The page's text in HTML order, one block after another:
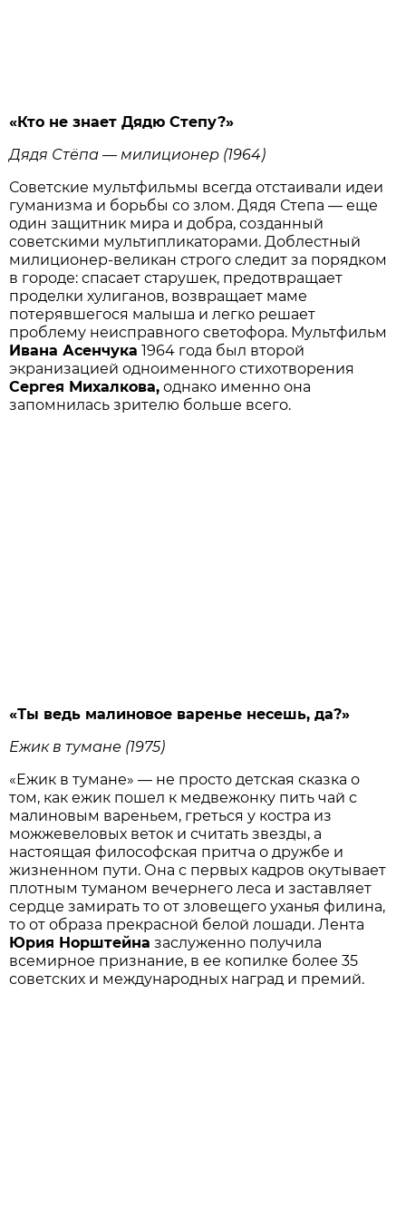
«Кто не знает Дядю Степу?»
Дядя Стёпа — милиционер (1964)
Советские мультфильмы всегда отстаивали идеи
гуманизма и борьбы со злом. Дядя Степа — еще
один защитник мира и добра, созданный
советскими мультипликаторами. Доблестный
милиционер-великан строго следит за порядком
в городе: спасает старушек, предотвращает
проделки хулиганов, возвращает маме
потерявшегося малыша и легко решает
проблему неисправного светофора. Мультфильм
Ивана Асенчука 1964 года был второй
экранизацией одноименного стихотворения
Сергея Михалкова, однако именно она
запомнилась зрителю больше всего.
«Ты ведь малиновое варенье несешь, да?»
Ежик в тумане (1975)
«Ежик в тумане» — не просто детская сказка о
том, как ежик пошел к медвежонку пить чай с
малиновым вареньем, греться у костра из
можжевеловых веток и считать звезды, а
настоящая философская притча о дружбе и
жизненном пути. Она с первых кадров окутывает
плотным туманом вечернего леса и заставляет
сердце замирать то от зловещего уханья филина,
то от образа прекрасной белой лошади. Лента
Юрия Норштейна заслуженно получила
всемирное признание, в ее копилке более 35
советских и международных наград и премий.